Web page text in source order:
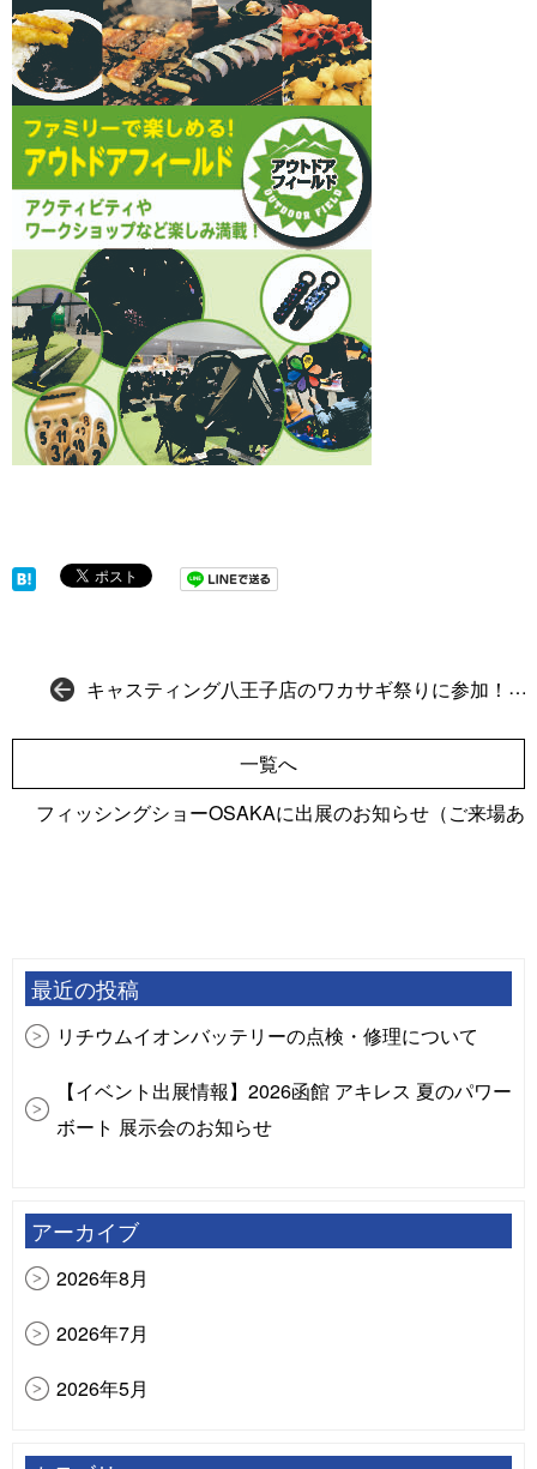
キャスティング八王子店のワカサギ祭りに参加！
一覧へ
フィッシングショーOSAKAに出展のお知らせ（ご来場あ
最近の投稿
リチウムイオンバッテリーの点検・修理について
【イベント出展情報】2026函館 アキレス 夏のパワー
ボート 展示会のお知らせ
大郷屋（長浜港）
【イベント出展情報】FRPボート＆ボートカスタム
示・試乗イベント（スズキマリン主催）（ご来場あ
アーカイブ
2026年8月
2026年7月
2026年5月